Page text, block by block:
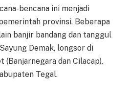
bencana ini menjadi
provinsi. Beberapa
banjir bandang dan tanggul
Demak, longsor di
(Banjarnegara dan Cilacap),
Tegal.